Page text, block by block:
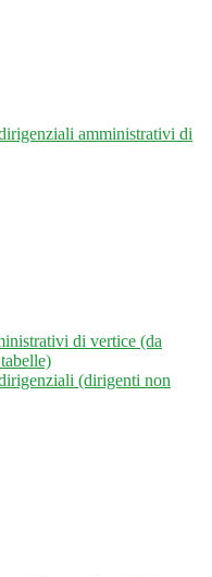
amministrativi di
di vertice (da
(dirigenti non